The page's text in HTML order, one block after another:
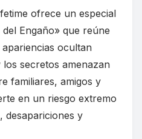
ofrece un especial
Engaño» que reúne
ocultan
secretos amenazan
familiares, amigos y
en un riesgo extremo
desapariciones y